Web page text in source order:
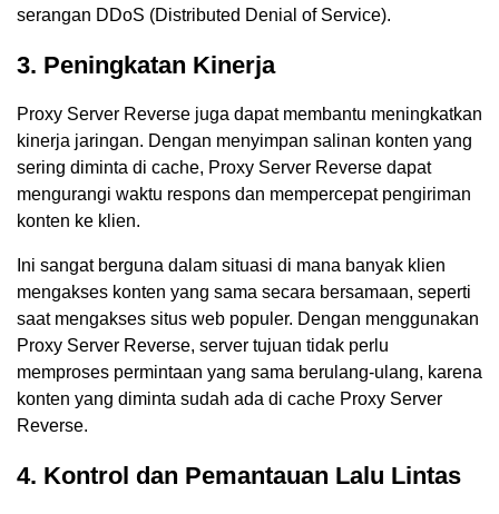
serangan DDoS (Distributed Denial of Service).
3. Peningkatan Kinerja
Proxy Server Reverse juga dapat membantu meningkatkan
kinerja jaringan. Dengan menyimpan salinan konten yang
sering diminta di cache, Proxy Server Reverse dapat
mengurangi waktu respons dan mempercepat pengiriman
konten ke klien.
Ini sangat berguna dalam situasi di mana banyak klien
mengakses konten yang sama secara bersamaan, seperti
saat mengakses situs web populer. Dengan menggunakan
Proxy Server Reverse, server tujuan tidak perlu
memproses permintaan yang sama berulang-ulang, karena
konten yang diminta sudah ada di cache Proxy Server
Reverse.
4. Kontrol dan Pemantauan Lalu Lintas